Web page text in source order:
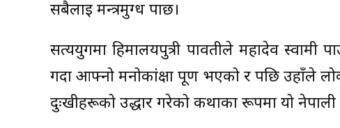
सबैलाई मन्त्रमुग्ध पार्छ।
सत्ययुगमा हिमालयपुत्री पार्वतीले महादेव स्वामी
गर्दा आफ्नो मनोकांक्षा पूर्ण भएको र पछि उहाँले
दुःखीहरूको उद्धार गरेको कथाका रूपमा यो